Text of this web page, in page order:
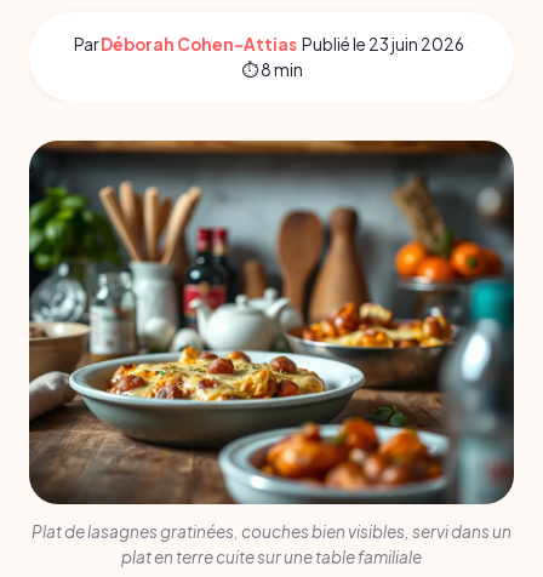
ParDéborah Cohen-Attias·Publié le 23 juin 2026·
⏱ 8 min
Plat de lasagnes gratinées, couches bien visibles, servi dans un
plat en terre cuite sur une table familiale